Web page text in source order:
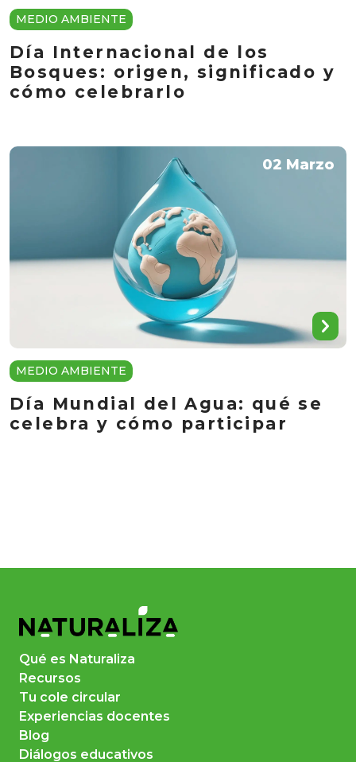
MEDIO AMBIENTE
Día Internacional de los
Bosques: origen, significado y
cómo celebrarlo
02 Marzo
MEDIO AMBIENTE
Día Mundial del Agua: qué se
celebra y cómo participar
Qué es Naturaliza
Recursos
Tu cole circular
Experiencias docentes
Blog
Diálogos educativos